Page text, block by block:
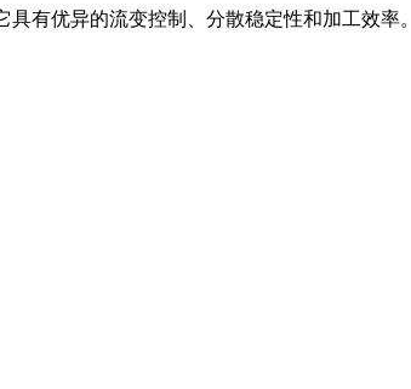
具有优异的流变控制、分散稳定性和加工效率。